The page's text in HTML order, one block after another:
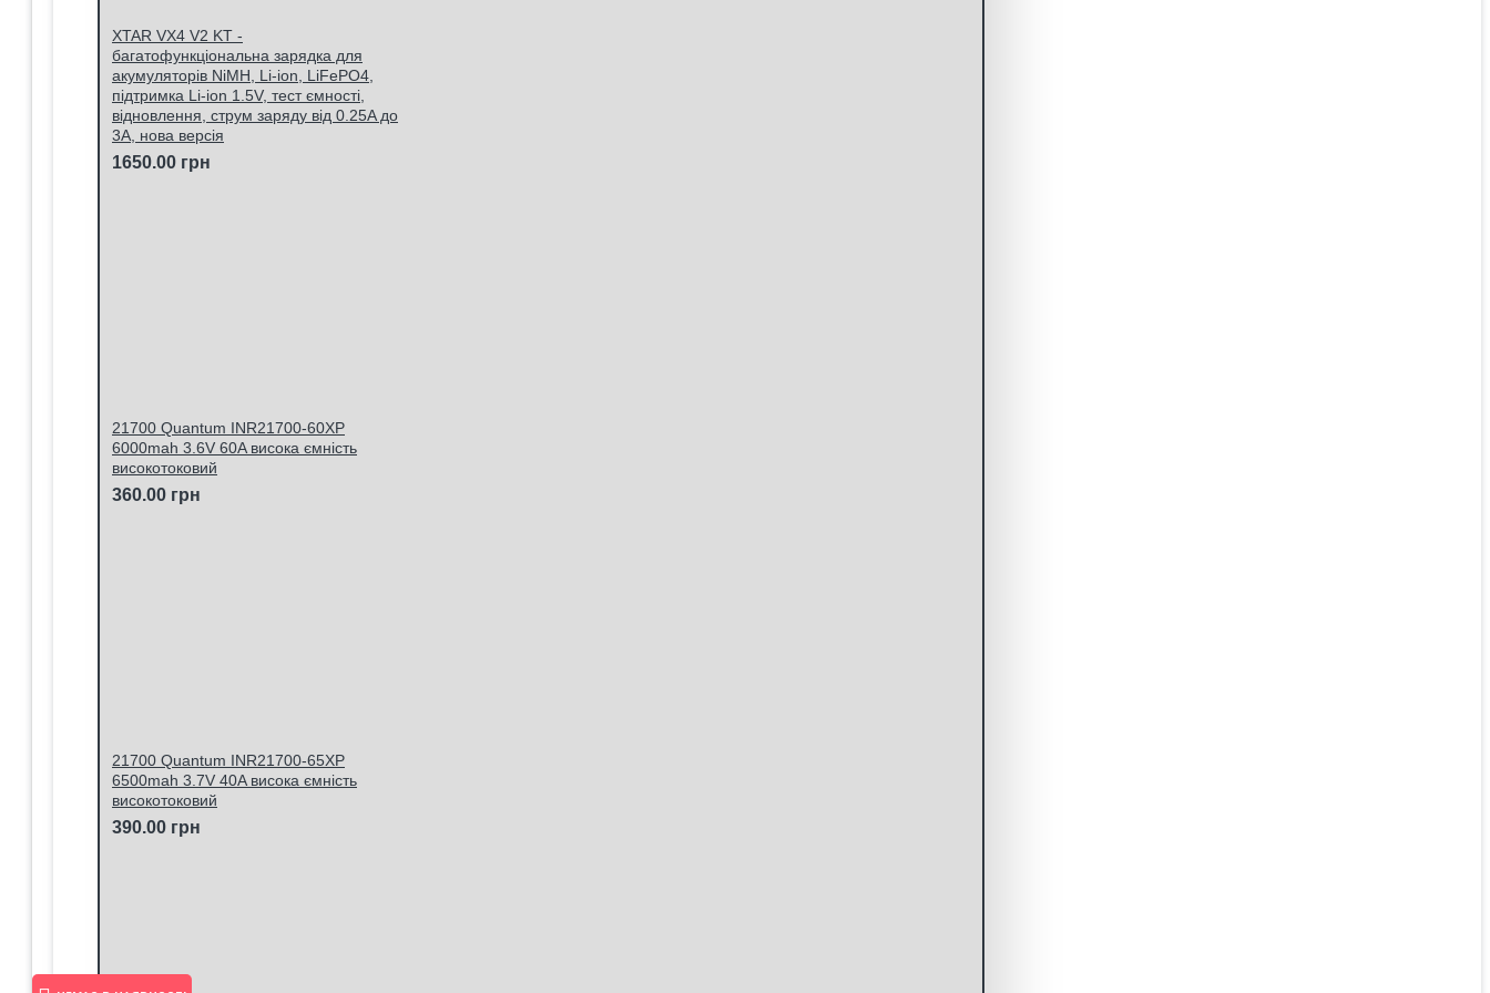
XTAR VX4 V2 KT -
багатофункціональна зарядка для
акумуляторів NiMH, Li-ion, LiFePO4,
підтримка Li-ion 1.5V, тест ємності,
відновлення, струм заряду від 0.25A до
3A, нова версія
1650.00 грн
21700 Quantum INR21700-60XP
6000mah 3.6V 60A висока ємність
високотоковий
360.00 грн
21700 Quantum INR21700-65XP
6500mah 3.7V 40A висока ємність
високотоковий
390.00 грн